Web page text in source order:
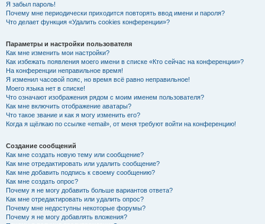
Я забыл пароль!
Почему мне периодически приходится повторять ввод имени и пароля?
Что делает функция «Удалить cookies конференции»?
Параметры и настройки пользователя
Как мне изменить мои настройки?
Как избежать появления моего имени в списке «Кто сейчас на конференции»?
На конференции неправильное время!
Я изменил часовой пояс, но время всё равно неправильное!
Моего языка нет в списке!
Что означают изображения рядом с моим именем пользователя?
Как мне включить отображение аватары?
Что такое звание и как я могу изменить его?
Когда я щёлкаю по ссылке «email», от меня требуют войти на конференцию!
Создание сообщений
Как мне создать новую тему или сообщение?
Как мне отредактировать или удалить сообщение?
Как мне добавить подпись к своему сообщению?
Как мне создать опрос?
Почему я не могу добавить больше вариантов ответа?
Как мне отредактировать или удалить опрос?
Почему мне недоступны некоторые форумы?
Почему я не могу добавлять вложения?